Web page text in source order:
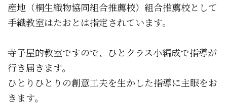
産地（桐生織物協同組合推薦校）組合推薦校として
手織教室はたおとは指定されています。
寺子屋的教室ですので、ひとクラス小編成で指導が
行き届きます。
ひとりひとりの創意工夫を生かした指導に主眼をお
きます。